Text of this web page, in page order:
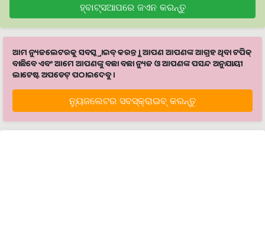
ହ୍ବାଟ୍ସଆପରେ ଜଏନ କରନ୍ତୁ
ଆମ ନ୍ୟୁଜଲେଟରକୁ ସବସ୍କ୍ରାଇବ୍ କରନ୍ତୁ । ଆପଣ ଆପଣଙ୍କ ଆଗ୍ରହ ଥିବା ଟପିକ୍‌
ବାଛିବେ ଏବଂ ଆମେ ଆପଣଙ୍କୁ ବଛା ବଛା ନ୍ୟୁଜ ଓ ଆପଣଙ୍କ ପସନ୍ଦ ଅନୁଯାୟୀ
ଲାଟେଷ୍ଟ ଅପଡେଟ୍‌ ପଠାଇଦେବୁ ।
ନ୍ୟୁଜଲେଟର ସବସ୍କ୍ରାଇବ୍‌ କରନ୍ତୁ